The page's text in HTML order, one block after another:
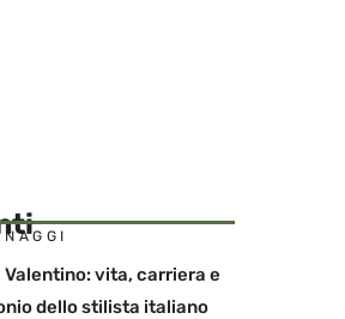
Valentino: vita, carriera e
dello stilista italiano